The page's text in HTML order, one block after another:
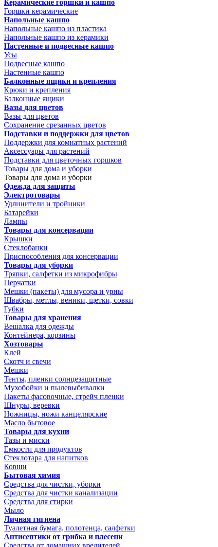
Керамические горшки и кашпо
Горшки керамические
Напольные кашпо
Напольные кашпо из пластика
Напольные кашпо из керамики
Настенные и подвесные кашпо
Усы
Подвесные кашпо
Настенные кашпо
Балконные ящики и крепления
Крюки и крепления
Балконные ящики
Вазы для цветов
Вазы для цветов
Сохранение срезанных цветов
Подставки и поддержки для цветов
Поддержки для комнатных растений
Аксессуары для растений
Подставки для цветочных горшков
Товары для дома и уборки
Товары для дома и уборки
Одежда для защиты
Электротовары
Удлинители и тройники
Батарейки
Лампы
Товары для консервации
Крышки
Стеклобанки
Приспособления для консервации
Товары для уборки
Тряпки, салфетки из микрофибры
Перчатки
Мешки (пакеты) для мусора и урны
Швабры, метлы, веники, щетки, совки
Губки
Товары для хранения
Вешалка для одежды
Контейнера, корзины
Хозтовары
Клей
Скотч и свечи
Мешки
Тенты, пленки солнцезащитные
Мухобойки и пылевыбивалки
Пакеты фасовочные, стрейч пленки
Шнуры, веревки
Ножницы, ножи канцелярские
Масло бытовое
Товары для кухни
Тазы и миски
Емкости для продуктов
Стеклотара для напитков
Ковши
Бытовая химия
Средства для чистки, уборки
Средства для чистки канализации
Средства для стирки
Мыло
Личная гигиена
Туалетная бумага, полотенца, салфетки
Антисептики от грибка и плесени
Средства от домашних вредителей